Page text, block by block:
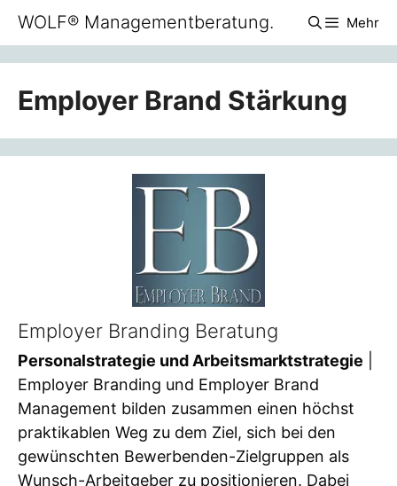
Zum
Inhalt
springen
WOLF® Managementberatung. Mehr
Employer Brand Stärkung
Employer Branding Beratung
Personalstrategie und Arbeitsmarktstrategie
Employer Branding und Employer Brand
Management bilden zusammen einen höchst
praktikablen Weg zu dem Ziel, sich bei den
gewünschten Bewerbenden-Zielgruppen als
Wunsch-Arbeitgeber zu positionieren. Dabei